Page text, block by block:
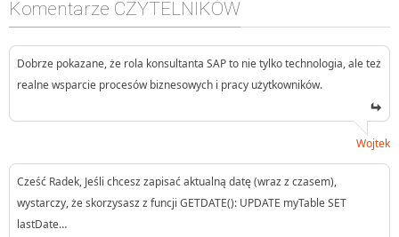
Komentarze CZYTELNIKÓW
Dobrze pokazane, że rola konsultanta SAP to nie tylko technologia, ale też
realne wsparcie procesów biznesowych i pracy użytkowników.
Wojtek
Cześć Radek, Jeśli chcesz zapisać aktualną datę (wraz z czasem),
wystarczy, że skorzysasz z funcji GETDATE(): UPDATE myTable SET
lastDate…